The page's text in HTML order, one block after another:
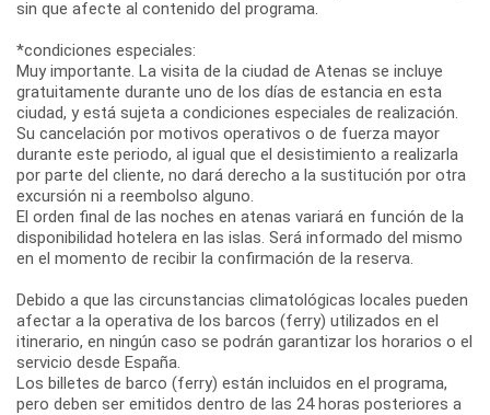
sin que afecte al contenido del programa.
*condiciones especiales:
Muy importante. La visita de la ciudad de Atenas se incluye
gratuitamente durante uno de los días de estancia en esta
ciudad, y está sujeta a condiciones especiales de realización.
Su cancelación por motivos operativos o de fuerza mayor
durante este periodo, al igual que el desistimiento a realizarla
por parte del cliente, no dará derecho a la sustitución por otra
excursión ni a reembolso alguno.
El orden final de las noches en atenas variará en función de la
disponibilidad hotelera en las islas. Será informado del mismo
en el momento de recibir la confirmación de la reserva.
Debido a que las circunstancias climatológicas locales pueden
afectar a la operativa de los barcos (ferry) utilizados en el
itinerario, en ningún caso se podrán garantizar los horarios o el
servicio desde España.
Los billetes de barco (ferry) están incluidos en el programa,
pero deben ser emitidos dentro de las 24 horas posteriores a